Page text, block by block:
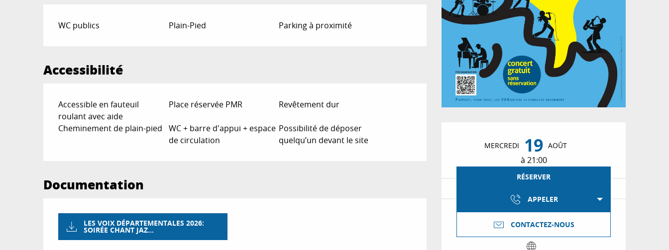
Ouverture et
MERCREDI 19 AOÛT
à 21:00
RÉSERVER
APPELER
CONTACTEZ-NOUS
WC publics Plain-Pied Parking à proximité
Accessibilité
Accessible en fauteuil
roulant avec aide
Place réservée PMR Revêtement dur
Cheminement de plain-pied
WC + barre d'appui + espace
de circulation
Possibilité de déposer
quelqu’un devant le site
Documentation
LES VOIX DÉPARTEMENTALES 2026:
SOIRÉE CHANT JAZ...